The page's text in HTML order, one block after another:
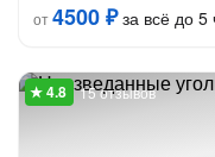
от4500 ₽за всё до 5
15 отзывов